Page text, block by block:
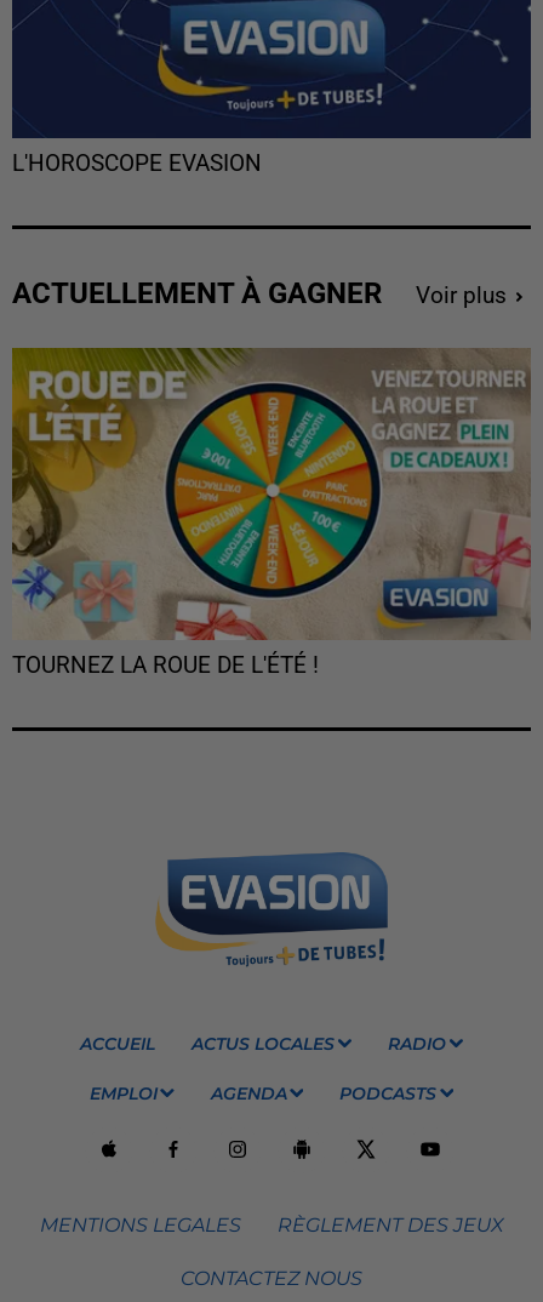
L'HOROSCOPE EVASION
ACTUELLEMENT À GAGNER Voir plus
TOURNEZ LA ROUE DE L'ÉTÉ !
ACCUEIL ACTUS LOCALES RADIO
EMPLOI AGENDA PODCASTS
MENTIONS LEGALES RÈGLEMENT DES JEUX
CONTACTEZ NOUS